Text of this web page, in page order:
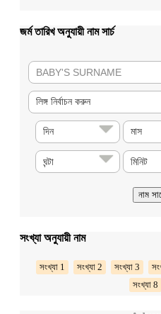
জর্ম তারিখ অনুযায়ী নাম সার্চ
সংখ্যা অনুযায়ী নাম
সংখ্যা 1 সংখ্যা 2 সংখ্যা 3
সংখ্যা 8